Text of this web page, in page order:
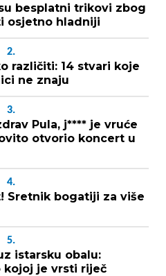
besplatni trikovi zbog
osjetno hladniji
2.
različiti: 14 stvari koje
ne znaju
3.
Pula, j**** je vruće
otvorio koncert u
4.
Sretnik bogatiji za više
5.
istarsku obalu:
kojoj je vrsti riječ